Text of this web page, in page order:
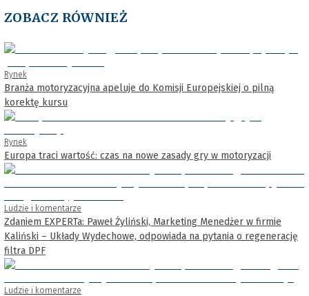
ZOBACZ RÓWNIEŻ
Rynek
Branża motoryzacyjna apeluje do Komisji Europejskiej o pilną
korektę kursu
Rynek
Europa traci wartość: czas na nowe zasady gry w motoryzacji
Ludzie i komentarze
Zdaniem EXPERTa: Paweł Żyliński, Marketing Menedżer w firmie
Kaliński – Układy Wydechowe, odpowiada na pytania o regenerację
filtra DPF
Ludzie i komentarze